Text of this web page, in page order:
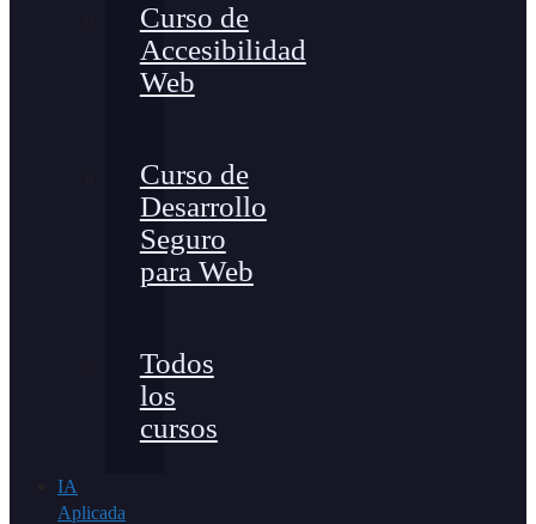
Curso de
Accesibilidad
Web
Curso de
Desarrollo
Seguro
para Web
Todos
los
cursos
IA
Aplicada